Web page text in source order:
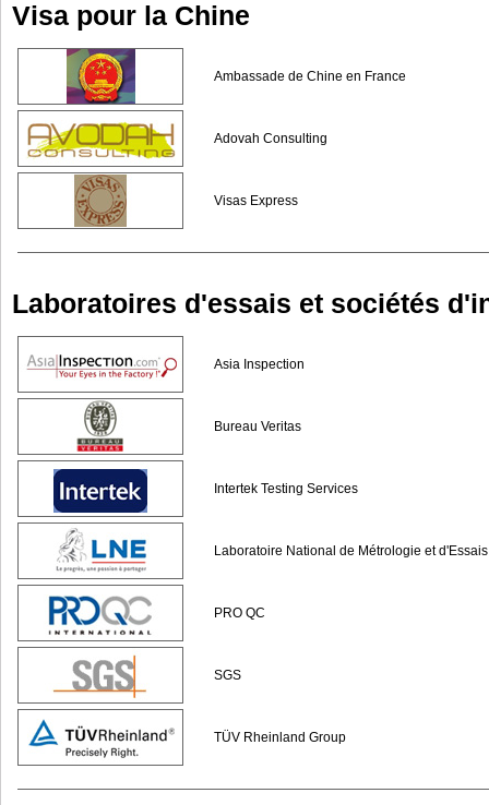
Visa pour la Chine
Ambassade de Chine en France
Adovah Consulting
Visas Express
Laboratoires d'essais et sociétés
Asia Inspection
Bureau Veritas
Intertek Testing Services
Laboratoire National de Métrologie et d'Essais
PRO QC
SGS
TÜV Rheinland Group